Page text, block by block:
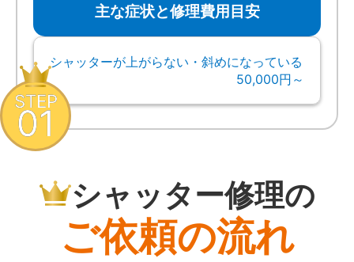
主な症状と修理費用目安
シャッターが上がらない・斜めになっている
50,000円～
シャッター修理の
ご依頼の流れ
STEP
01